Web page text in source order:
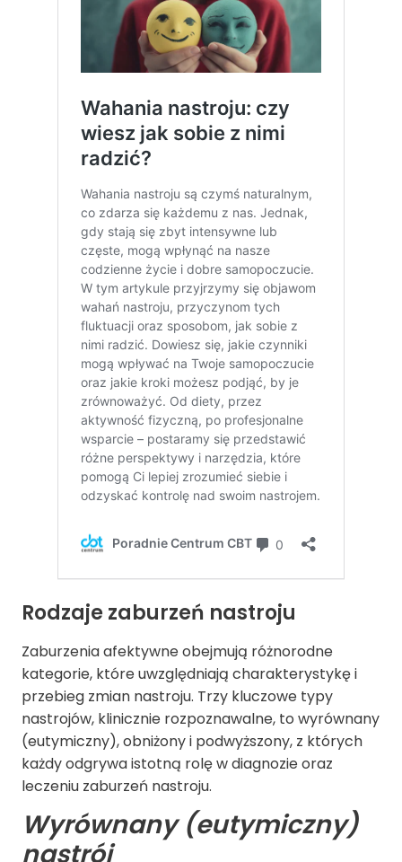
Rodzaje zaburzeń nastroju
Zaburzenia afektywne obejmują różnorodne
kategorie, które uwzględniają charakterystykę i
przebieg zmian nastroju. Trzy kluczowe typy
nastrojów, klinicznie rozpoznawalne, to wyrównany
(eutymiczny), obniżony i podwyższony, z których
każdy odgrywa istotną rolę w diagnozie oraz
leczeniu zaburzeń nastroju.
Wyrównany (eutymiczny)
nastrój